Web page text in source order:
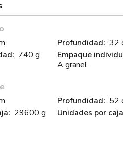
740 g
Profundidad: 32
Empaque
A granel
29600 g
Profundidad: 52
Unidades por